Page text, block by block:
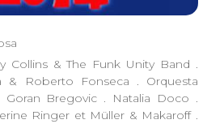
Collins & The Funk Unity Band .
& Roberto Fonseca . Orquesta
Bregovic . Natalia Doco .
Ringer et Müller & Makaroff .